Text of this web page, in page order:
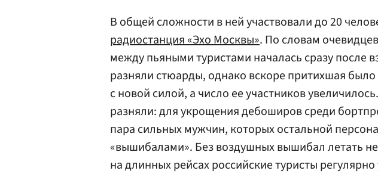
В общей сложности в ней участвовали до 20
радиостанция «Эхо Москвы». По словам
между пьяными туристами началась сразу после
разняли стюарды, однако вскоре притихшая было
с новой силой, а число ее участников
разняли: для укрощения дебоширов среди
пара сильных мужчин, которых остальной
«вышибалами». Без воздушных вышибал летать
на длинных рейсах российские туристы